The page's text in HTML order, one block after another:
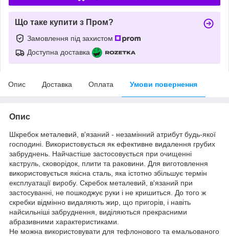
Що таке купити з Пром?
Замовлення під захистом
Доступна доставка
Опис Доставка Оплата Умови повернення
Опис
Шкребок металевий, в'язаний - незамінний атрибут будь-якої
господині. Використовується як ефективне видалення грубих
забруднень. Найчастіше застосовується при очищенні
каструль, сковорідок, плити та раковини. Для виготовлення
використовується якісна сталь, яка істотно збільшує термін
експлуатації виробу. Скребок металевий, в'язаний при
застосуванні, не пошкоджує руки і не кришиться. До того ж
скребки відмінно видаляють жир, що пригорів, і навіть
найсильніші забруднення, виділяються прекрасними
абразивними характеристиками.
Не можна використовувати для тефлонового та емальованого